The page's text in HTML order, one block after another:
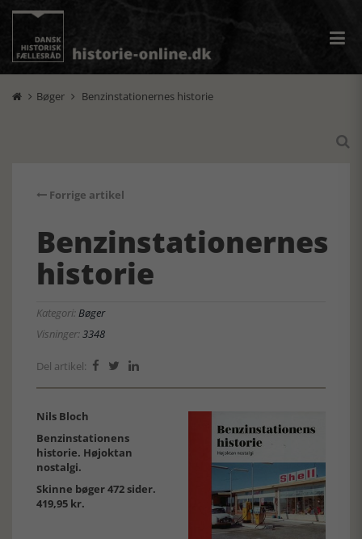
 Bøger  Benzinstationernes historie

Forrige artikel
Benzinstationernes
historie
Kategori:Bøger
Visninger:3348
Del artikel:   
Nils Bloch
Benzinstationens
historie. Højoktan
nostalgi.
Skinne bøger 472 sider.
419,95 kr.